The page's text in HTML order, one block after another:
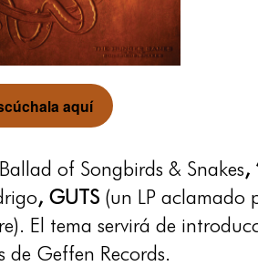
aquí
of Songbirds & Snakes,
, GUTS (un LP aclamado
El tema servirá de
Geffen Records.